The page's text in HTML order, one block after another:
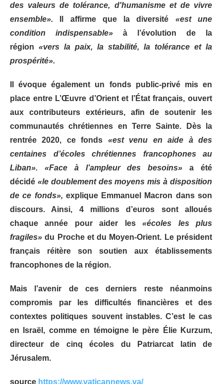
des valeurs de tolérance, d'humanisme et de vivre
ensemble». Il affirme que la diversité «est une
condition indispensable» à l’évolution de la
région «vers la paix, la stabilité, la tolérance et la
prospérité».
Il évoque également un fonds public-privé mis en
place entre L’Œuvre d’Orient et l’État français, ouvert
aux contributeurs extérieurs, afin de soutenir les
communautés chrétiennes en Terre Sainte. Dès la
rentrée 2020, ce fonds «est venu en aide à des
centaines d’écoles chrétiennes francophones au
Liban». «Face à l’ampleur des besoins» a été
décidé «le doublement des moyens mis à disposition
de ce fonds», explique Emmanuel Macron dans son
discours. Ainsi, 4 millions d’euros sont alloués
chaque année pour aider les«écoles les plus
fragiles» du Proche et du Moyen-Orient. Le président
français réitère son soutien aux établissements
francophones de la région.
Mais l’avenir de ces derniers reste néanmoins
compromis par les difficultés financières et des
contextes politiques souvent instables. C’est le cas
en Israël, comme en témoigne le père Élie Kurzum,
directeur de cinq écoles du Patriarcat latin de
Jérusalem.
source https://www.vaticannews.va/